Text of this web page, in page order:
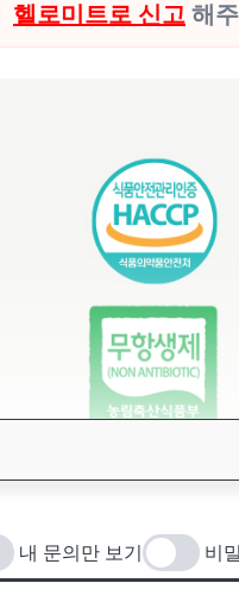
헬로미트로 신고 해
내 문의만 보기 비